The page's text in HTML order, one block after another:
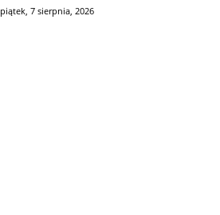
piątek, 7 sierpnia, 2026